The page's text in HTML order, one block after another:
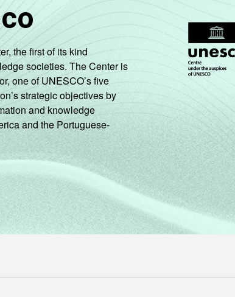
the first of its kind
societies. The Center is
one of UNESCO’s five
strategic objectives by
and knowledge
and the Portuguese-